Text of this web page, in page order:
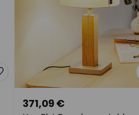
371,09 €